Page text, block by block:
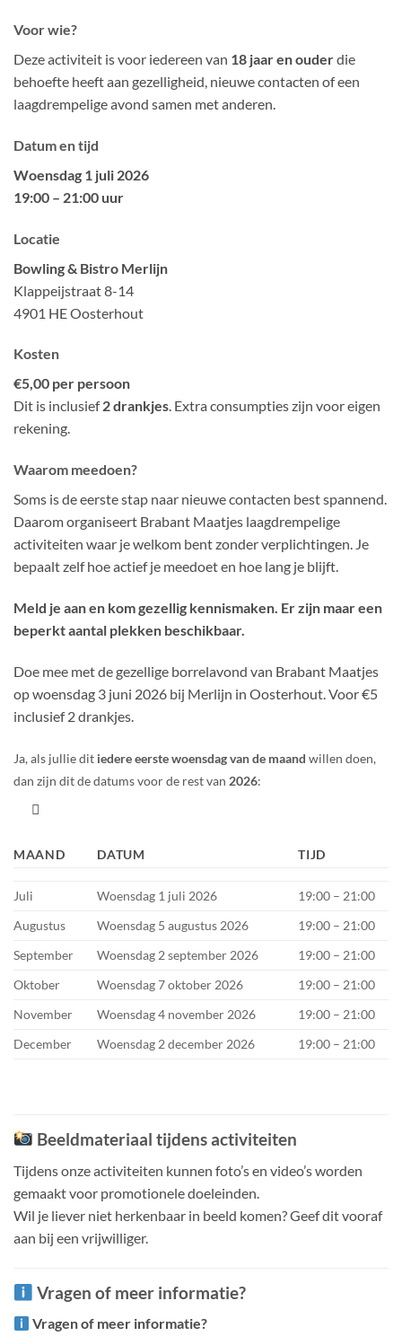
Voor wie?
Deze activiteit is voor iedereen van 18 jaar en ouderdie
behoefte heeft aan gezelligheid, nieuwe contacten of een
laagdrempelige avond samen met anderen.
Datum en tijd
Woensdag 1 juli 2026
19:00 – 21:00 uur
Locatie
Bowling & Bistro Merlijn
Klappeijstraat 8-14
4901 HE Oosterhout
Kosten
€5,00 per persoon
Dit is inclusief2 drankjes. Extra consumpties zijn voor eigen
rekening.
Waarom meedoen?
Soms is de eerste stap naar nieuwe contacten best spannend.
Daarom organiseert Brabant Maatjes laagdrempelige
activiteiten waar je welkom bent zonder verplichtingen. Je
bepaalt zelf hoe actief je meedoet en hoe lang je blijft.
Meld je aan en kom gezellig kennismaken. Er zijn maar een
beperkt aantal plekken beschikbaar.
Doe mee met de gezellige borrelavond van Brabant Maatjes
op woensdag 3 juni 2026 bij Merlijn in Oosterhout. Voor €5
inclusief 2 drankjes.
Ja, als jullie dit iedere eerste woensdag van de maand willen doen,
dan zijn dit de datums voor de rest van 2026:

MAAND DATUM TIJD
Juli Woensdag 1 juli 2026
19:00 – 21:00
Augustus
Woensdag 5 augustus 2026
19:00 – 21:00
September
Woensdag 2 september 2026
19:00 – 21:00
Oktober
Woensdag 7 oktober 2026
19:00 – 21:00
November
Woensdag 4 november 2026
19:00 – 21:00
December
Woensdag 2 december 2026 19:00 – 21:00
Beeldmateriaal tijdens activiteiten
Tijdens onze activiteiten kunnen foto’s en video’s worden
gemaakt voor promotionele doeleinden.
Wil je liever niet herkenbaar in beeld komen? Geef dit vooraf
aan bij een vrijwilliger.
Vragen of meer informatie?
Vragen of meer informatie?